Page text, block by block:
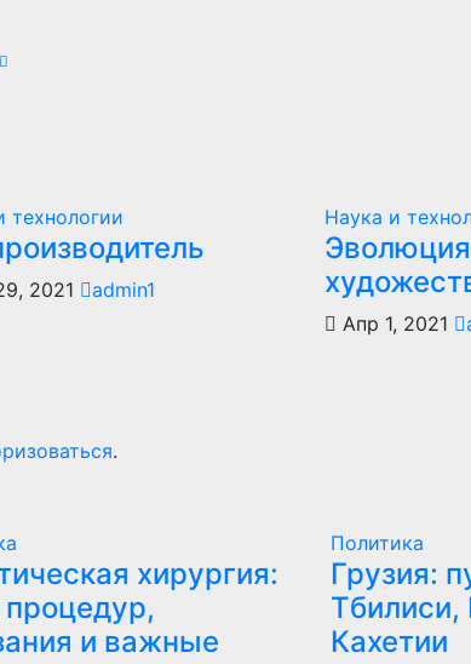
технологии
2021 admin1
Наука и
Эволюция
Апр 1, 2021
.
хирургия:
и важные
Политика
Грузия:
Тбилиси,
Кахетии